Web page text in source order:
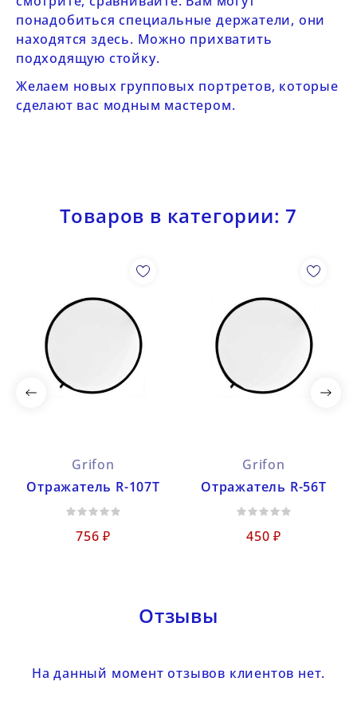
понадобиться специальные держатели, они
находятсяздесь. Можно прихватить
подходящую стойку.
Желаем новых групповых портретов, которые
сделают вас модным мастером.
Товаров в категории: 7
Grifon
Отражатель R-107T
756 ₽
Grifon
Отражатель R-56T
450 ₽
Отзывы
На данный момент отзывов клиентов нет.